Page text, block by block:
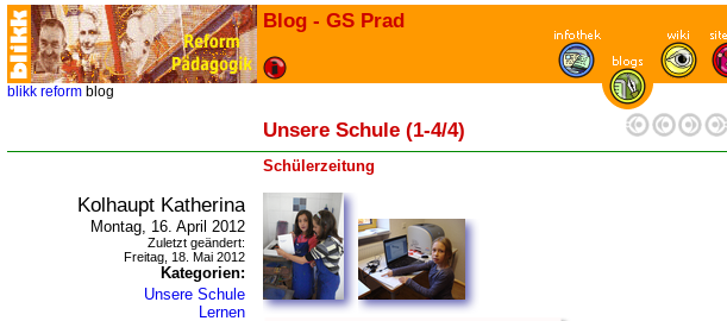
Blog - GS Prad
blikk reform blog
Unsere Schule (1-4/4)
Schülerzeitung
Kolhaupt Katherina
Montag, 16. April 2012
Zuletzt geändert:
Freitag, 18. Mai 2012
Kategorien:
Unsere Schule
Lernen